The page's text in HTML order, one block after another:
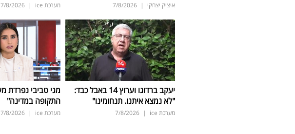
איציק יצחקי |
7/8/2026 מערכת ice |
7/8/2026
יעקב ברדוגו וערוץ 14 באבל כבד:
"לא נמצא איתנו. תנחומינו"
מערכת ice |
7/8/2026
התקופה במדינה"
מערכת ice |
7/8/2026